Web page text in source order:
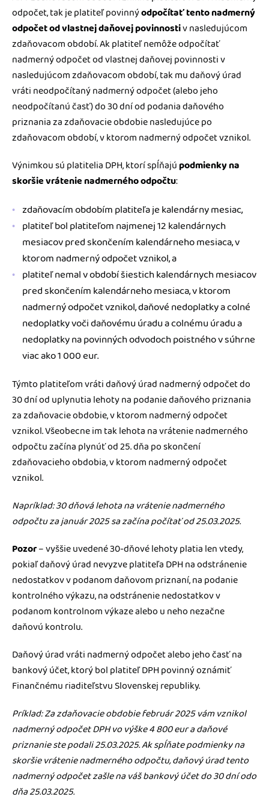
odpočet, tak je platiteľ povinnýodpočítať tento nadmerný
odpočet od vlastnej daňovej povinnostiv nasledujúcom
zdaňovacom období. Ak platiteľ nemôže odpočítať
nadmerný odpočet od vlastnej daňovej povinnosti v
nasledujúcom zdaňovacom období, tak mu daňový úrad
vráti neodpočítaný nadmerný odpočet (alebo jeho
neodpočítanú časť) do 30 dní od podania daňového
priznania za zdaňovacie obdobie nasledujúce po
zdaňovacom období, v ktorom nadmerný odpočet vznikol.
Výnimkou sú platitelia DPH, ktorí spĺňajúpodmienky na
skoršie vrátenie nadmerného odpočtu:
zdaňovacím obdobím platiteľa je kalendárny mesiac,
platiteľ bol platiteľom najmenej 12 kalendárnych
mesiacov pred skončením kalendárneho mesiaca, v
ktorom nadmerný odpočet vznikol, a
platiteľ nemal v období šiestich kalendárnych mesiacov
pred skončením kalendárneho mesiaca, v ktorom
nadmerný odpočet vznikol, daňové nedoplatky a colné
nedoplatky voči daňovému úradu a colnému úradu a
nedoplatky na povinných odvodoch poistného v súhrne
viac ako 1 000 eur.
Týmto platiteľom vráti daňový úrad nadmerný odpočet do
30 dní od uplynutia lehoty na podanie daňového priznania
za zdaňovacie obdobie, v ktorom nadmerný odpočet
vznikol. Všeobecne im tak lehota na vrátenie nadmerného
odpočtu začína plynúť od 25. dňa po skončení
zdaňovacieho obdobia, v ktorom nadmerný odpočet
vznikol.
Napríklad: 30 dňová lehota na vrátenie nadmerného
odpočtu za január 2025 sa začína počítať od 25.03.2025.
Pozor– vyššie uvedené 30-dňové lehoty platia len vtedy,
pokiaľ daňový úrad nevyzve platiteľa DPH na odstránenie
nedostatkov v podanom daňovom priznaní, na podanie
kontrolného výkazu, na odstránenie nedostatkov v
podanom kontrolnom výkaze alebo u neho nezačne
daňovú kontrolu.
Daňový úrad vráti nadmerný odpočet alebo jeho časť na
bankový účet, ktorý bol platiteľ DPH povinný oznámiť
Finančnému riaditeľstvu Slovenskej republiky.
Príklad: Za zdaňovacie obdobie február 2025 vám vznikol
nadmerný odpočet DPH vo výške 4 800 eur a daňové
priznanie ste podali 25.03.2025. Ak spĺňate podmienky na
skoršie vrátenie nadmerného odpočtu, daňový úrad tento
nadmerný odpočet zašle na váš bankový účet do 30 dní odo
dňa 25.03.2025.